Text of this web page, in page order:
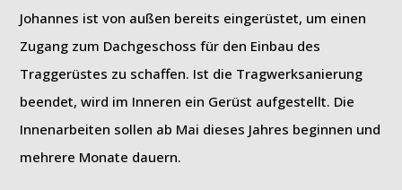
Johannes ist von außen bereits eingerüstet, um einen
Zugang zum Dachgeschoss für den Einbau des
Traggerüstes zu schaffen. Ist die Tragwerksanierung
beendet, wird im Inneren ein Gerüst aufgestellt. Die
Innenarbeiten sollen ab Mai dieses Jahres beginnen und
mehrere Monate dauern.